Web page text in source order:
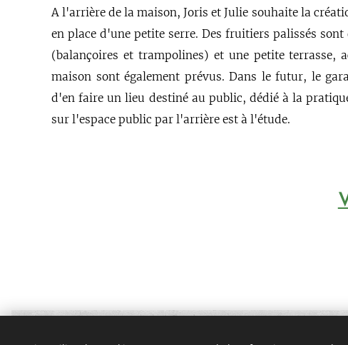
A l'arrière de la maison, Joris et Julie souhaite la
en place d'une petite serre. Des fruitiers palissés sont
(balançoires et trampolines) et une petite terrasse,
maison sont également prévus.Dans le futur, le
d'en faire un lieu destiné au public, dédié à la
sur l'espace public par l'arrière est à l'étude.